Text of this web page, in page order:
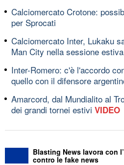
Calciomercato Crotone:
per Sprocati
Calciomercato Inter, Lukaku
Man City nella sessione estiva
Inter-Romero: c'è l'accordo
quello con il difensore
Amarcord, dal Mundialito al
dei grandi tornei estivi VIDEO
Blasting News lavora con
contro le fake news